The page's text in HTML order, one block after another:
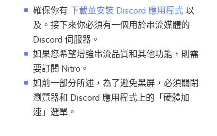
確保你有 下載並安裝 Discord 應用程式 以
及。接下來你必須有一個用於串流媒體的
Discord 伺服器。
如果您希望增強串流品質和其他功能，則需
要訂閱 Nitro。
如前一部分所述，為了避免黑屏，必須關閉
瀏覽器和 Discord 應用程式上的「硬體加
速」選單。